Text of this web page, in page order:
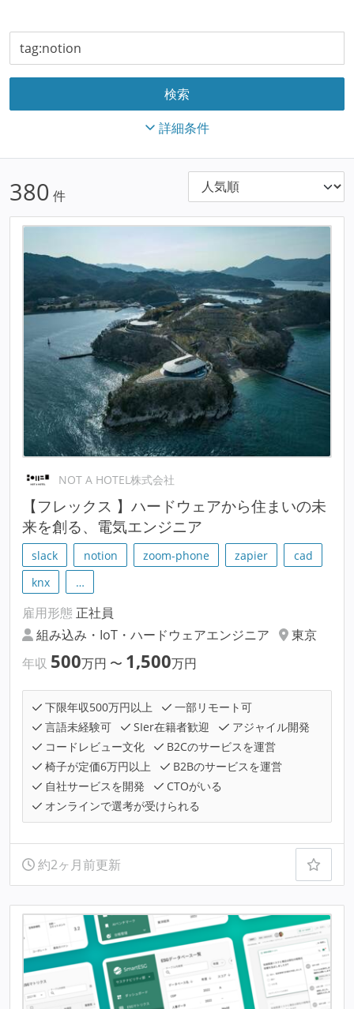
詳細条件
380 件
NOT A HOTEL株式会社
【フレックス 】ハードウェアから住まいの未
来を創る、電気エンジニア
slack notion zoom-phone zapier
cad
knx
…
雇用形態 正社員
組み込み・IoT・ハードウェアエンジニア
東京
年収 500万円 〜 1,500万円
下限年収500万円以上
一部リモート可
言語未経験可
SIer在籍者歓迎
アジャイル開発
コードレビュー文化
B2Cのサービスを運営
椅子が定価6万円以上
B2Bのサービスを運営
自社サービスを開発
CTOがいる
オンラインで選考が受けられる
約2ヶ月前更新